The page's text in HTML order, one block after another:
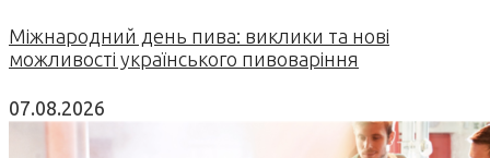
Міжнародний день пива: виклики та нові
можливості українського пивоваріння
07.08.2026